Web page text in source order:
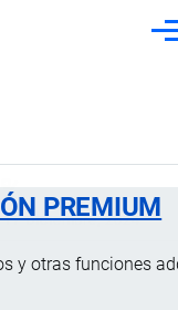
PREMIUM
y otras funciones
17 Diciembre, 2024